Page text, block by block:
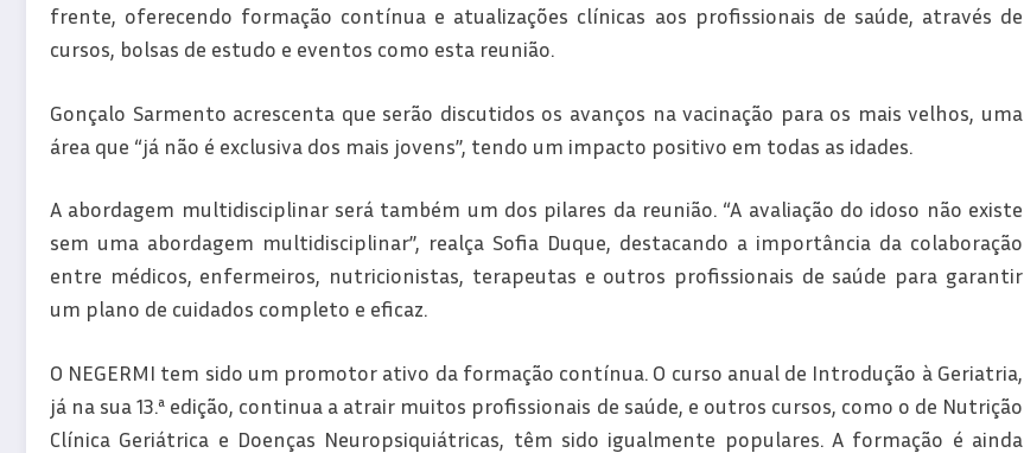
frente, oferecendo formação contínua e atualizações clínicas aos profissionais de saúde, através de
cursos, bolsas de estudo e eventos como esta reunião.
Gonçalo Sarmento acrescenta que serão discutidos os avanços na vacinação para os mais velhos, uma
área que “já não é exclusiva dos mais jovens”, tendo um impacto positivo em todas as idades.
A abordagem multidisciplinar será também um dos pilares da reunião. “A avaliação do idoso não existe
sem uma abordagem multidisciplinar”, realça Sofia Duque, destacando a importância da colaboração
entre médicos, enfermeiros, nutricionistas, terapeutas e outros profissionais de saúde para garantir
um plano de cuidados completo e eficaz.
O NEGERMI tem sido um promotor ativo da formação contínua. O curso anual de Introdução à Geriatria,
já na sua 13.ª edição, continua a atrair muitos profissionais de saúde, e outros cursos, como o de Nutrição
Clínica Geriátrica e Doenças Neuropsiquiátricas, têm sido igualmente populares. A formação é ainda